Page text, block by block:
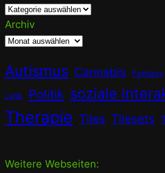
Archiv
Autismus Cannabis Fantasy
Lyrik Politik soziale
Therapie Tiles Tilesets
Weitere Webseiten: